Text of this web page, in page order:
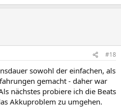
#18
sowohl der einfachen, als
gemacht - daher war
nächstes probiere ich die Beats
Akkuproblem zu umgehen.